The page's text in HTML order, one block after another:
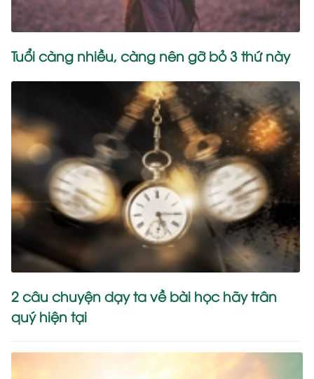
Tuổi càng nhiều, càng nên gỡ bỏ 3 thứ này
2 câu chuyện dạy ta về bài học hãy trân
quý hiện tại